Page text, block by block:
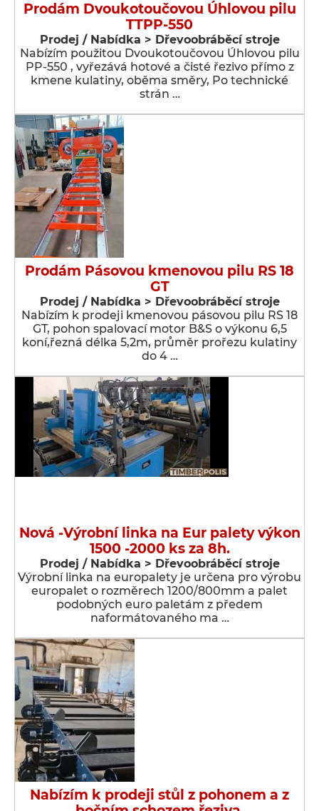
Prodám Dvoukotoučovou Úhlovou pilu
TTPP-550
Prodej / Nabídka > Dřevoobráběcí stroje
Nabízím použitou Dvoukotoučovou Úhlovou pilu
PP-550 , vyřezává hotové a čisté řezivo přímo z
kmene kulatiny, oběma směry, Po technické
strán …
Prodám Pásovou kmenovou pilu RS 18
GT
Prodej / Nabídka > Dřevoobráběcí stroje
Nabízím k prodeji kmenovou pásovou pilu RS 18
GT, pohon spalovací motor B&S o výkonu 6,5
koní,řezná délka 5,2m, průměr prořezu kulatiny
do 4 …
Nová -Výrobní linka na Eur palety výkon
1500 -2000 ks za 8h.
Prodej / Nabídka > Dřevoobráběcí stroje
Výrobní linka na europalety je určena pro výrobu
europalet o rozměrech 1200/800mm a palet
podobných euro paletám z předem
naformátovaného ma …
Nabízím k prodeji stůl z pohonem a z